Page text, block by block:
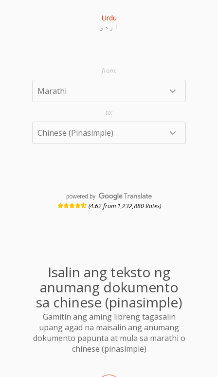
Urdu
اردو
powered by
(4.62 from 1,232,880 Votes)
Isalin ang teksto ng
anumang dokumento
sa chinese (pinasimple)
Gamitin ang aming libreng tagasalin
upang agad na maisalin ang anumang
dokumento papunta at mula sa marathi o
chinese (pinasimple)